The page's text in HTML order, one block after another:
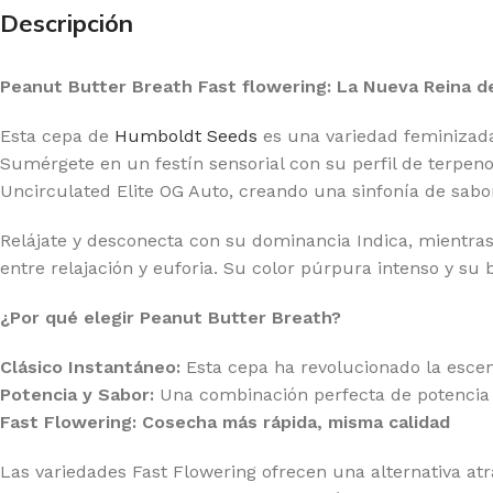
FARM
BUDDHA SEEDS
SEEDS
SEEDS
GENETICS
Descripción
Peanut Butter Breath Fast flowering: La Nueva Reina
Esta cepa de Humboldt Seeds es una variedad
Sumérgete en un festín sensorial con su perfil de
Uncirculated Elite OG Auto, creando una sinfonía de
Relájate y desconecta con su dominancia Indica,
entre relajación y euforia. Su color púrpura intenso y
¿Por qué elegir Peanut Butter Breath?
Clásico Instantáneo: Esta cepa ha revolucionado la
Potencia y Sabor: Una combinación perfecta de
Fast Flowering: Cosecha más rápida, misma calidad
Las variedades Fast Flowering ofrecen una alternativa